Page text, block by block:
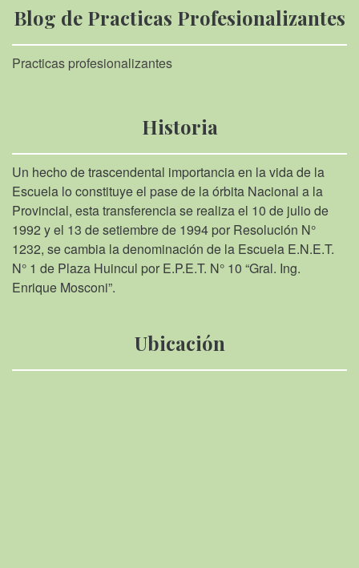
Blog de Practicas Profesionalizantes
Practicas profesionalizantes
Historia
Un hecho de trascendental importancia en la vida de la
Escuela lo constituye el pase de la órbita Nacional a la
Provincial, esta transferencia se realiza el 10 de julio de
1992 y el 13 de setiembre de 1994 por Resolución N°
1232, se cambia la denominación de la Escuela E.N.E.T.
N° 1 de Plaza Huincul por E.P.E.T. N° 10 “Gral. Ing.
Enrique Mosconi”.
Ubicación